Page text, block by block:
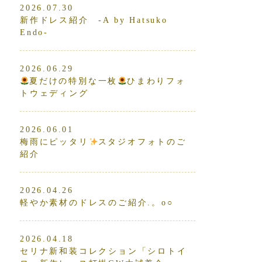
2026.07.30
新作ドレス紹介 -A by Hatsuko
Endo-
2026.06.29
夏だけの特別な一枚
ひまわりフォ
トウェディング
2026.06.01
梅雨にピッタリ
スタジオフォトのご
紹介
2026.04.26
軽やか素材のドレスのご紹介.。o○
2026.04.18
セリナ新和装コレクション「シロトイ